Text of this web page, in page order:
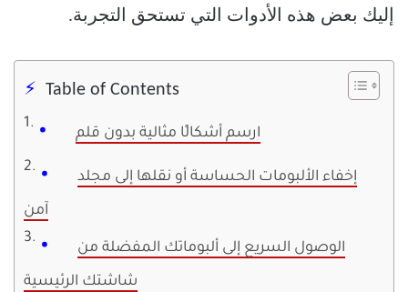
إليك بعض هذه الأدوات التي تستحق التجربة.
Table of Contents
ارسم أشكالًا مثالية بدون قلم
إخفاء الألبومات الحساسة أو نقلها إلى مجلد
آمن
الوصول السريع إلى ألبوماتك المفضلة من
شاشتك الرئيسية